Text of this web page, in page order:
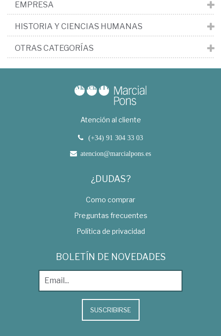
EMPRESA
HISTORIA Y CIENCIAS HUMANAS
OTRAS CATEGORÍAS
Atención al cliente
(+34) 91 304 33 03
atencion@marcialpons.es
¿DUDAS?
Como comprar
Preguntas frecuentes
Política de privacidad
BOLETÍN DE NOVEDADES
SUSCRIBIRSE